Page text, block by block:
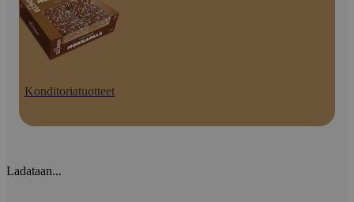
Konditoriatuotteet
Ladataan...